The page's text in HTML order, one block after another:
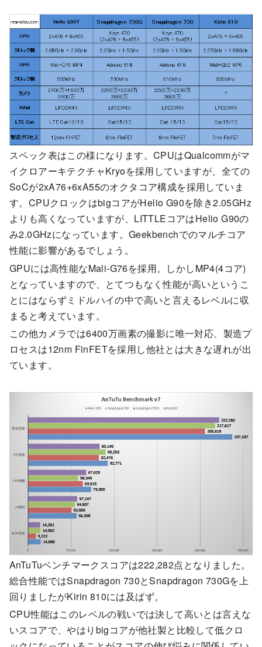
スペック表はこの様になります。CPUはQualcommがマ
イクロアーキテクチャKryoを採用していますが、全ての
SoCが2xA76+6xA55のオクタコア構成を採用していま
す。CPUクロックはbigコアがHelio G90を除き2.05GHz
よりも高くなっていますが、LITTLEコアはHelio G90の
み2.0GHzになっています。Geekbenchでのマルチコア
性能に影響があるでしょう。
GPUには高性能なMali-G76を採用。しかしMP4(4コア)
となっていますので、とてつもなく性能が高いというこ
とにはならずミドルハイの中で高いと言えるレベルに収
まると考えています。
この他カメラでは6400万画素の撮影に唯一対応、製造プ
ロセスは12nm FinFETを採用し他社とは大きな遅れが出
ています。
AnTuTuベンチマークスコアは222,282点となりました。
総合性能ではSnapdragon 730とSnapdragon 730Gを上
回りましたがKirin 810には及ばず。
CPU性能はこのレベルの戦いでは決して高いとは言えな
いスコアで、やはりbigコアが他社製と比較して低クロ